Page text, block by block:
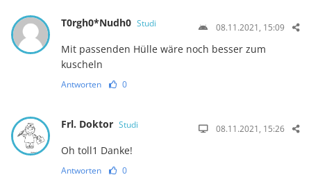
T0rgh0*Nudh0 Studi 08.11.2021, 15:09
Mit passenden Hülle wäre noch besser zum
kuscheln
Antworten 0
Frl. Doktor Studi 08.11.2021, 15:26
Oh toll1 Danke!
Antworten 0